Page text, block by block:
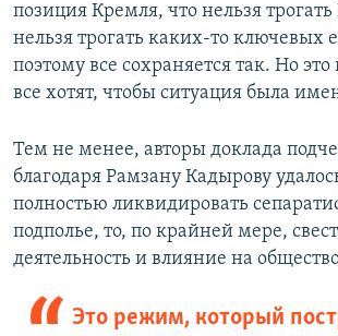
позиция Кремля, что нельзя
нельзя трогать каких-то ключевых
поэтому все сохраняется так. Но
все хотят, чтобы ситуация была
Тем не менее, авторы доклада
благодаря Рамзану Кадырову
полностью ликвидировать
подполье, то, по крайней мере,
деятельность и влияние на
Это режим, который